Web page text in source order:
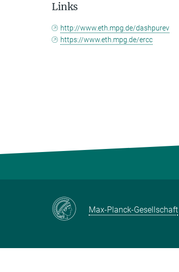
Links
http://www.eth.mpg.de/dashpurev
https://www.eth.mpg.de/ercc
Max-Planck-Gesellschaft